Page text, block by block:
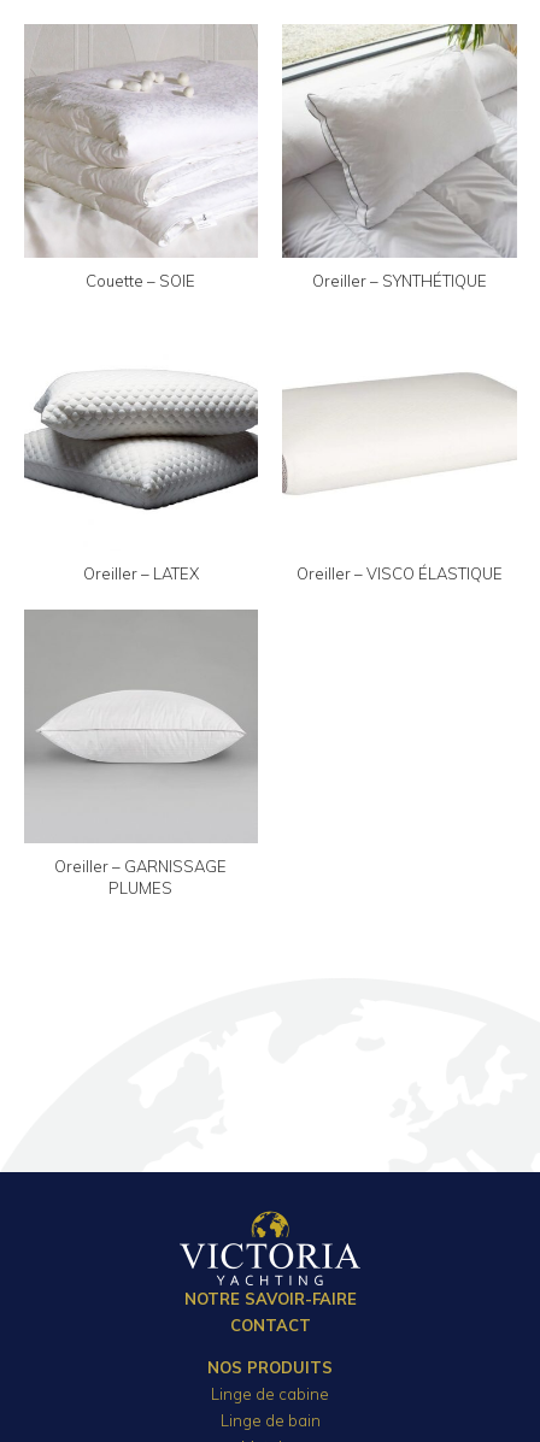
Couette – SOIE Oreiller – SYNTHÉTIQUE
Oreiller – LATEX Oreiller – VISCO ÉLASTIQUE
Oreiller – GARNISSAGE
PLUMES
NOTRE SAVOIR-FAIRE
CONTACT
NOS PRODUITS
Linge de cabine
Linge de bain